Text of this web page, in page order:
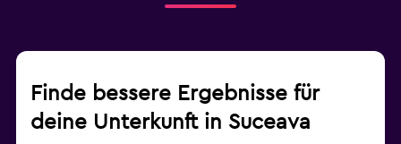
Finde bessere Ergebnisse für
deine Unterkunft in Suceava